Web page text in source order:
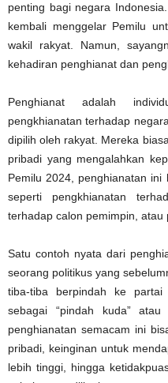
penting bagi negara
kembali menggelar Pemilu
wakil rakyat. Namun,
kehadiran penghianat dan
Penghianat adalah
pengkhianatan terhadap
dipilih oleh rakyat. Mereka
pribadi yang mengalahkan
Pemilu 2024, penghianatan ini
seperti pengkhianatan
terhadap calon pemimpin, atau
Satu contoh nyata dari
seorang politikus yang
tiba-tiba berpindah ke
sebagai “pindah kuda”
penghianatan semacam ini
pribadi, keinginan untuk
lebih tinggi, hingga